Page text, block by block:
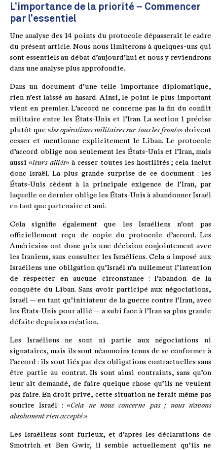
L’importance de la priorité – Commencer
par l’essentiel
Une analyse des 14 points du protocole dépasserait le cadre
du présent article. Nous nous limiterons à quelques-uns qui
sont essentiels au débat d’aujourd’hui et nous y reviendrons
dans une analyse plus approfondie.
Dans un document d’une telle importance diplomatique,
rien n’est laissé au hasard. Ainsi, le point le plus important
vient en premier. L’accord ne concerne pas la fin du conflit
militaire entre les États-Unis et l’Iran. La section 1 précise
plutôt que «les opérations militaires sur tous les fronts» doivent
cesser et mentionne explicitement le Liban. Le protocole
d’accord oblige non seulement les États-Unis et l’Iran, mais
aussi «leurs alliés» à cesser toutes les hostilités ; cela inclut
donc Israël. La plus grande surprise de ce document : les
États-Unis cèdent à la principale exigence de l’Iran, par
laquelle ce dernier oblige les États-Unis à abandonner Israël
en tant que partenaire et ami.
Cela signifie également que les Israéliens n’ont pas
officiellement reçu de copie du protocole d’accord. Les
Américains ont donc pris une décision conjointement avec
les Iraniens, sans consulter les Israéliens. Cela a imposé aux
Israéliens une obligation qu’Israël n’a nullement l’intention
de respecter en aucune circonstance : l’abandon de la
conquête du Liban. Sans avoir participé aux négociations,
Israël — en tant qu’initiateur de la guerre contre l’Iran, avec
les États-Unis pour allié — a subi face à l’Iran sa plus grande
défaite depuis sa création.
Les Israéliens ne sont ni partie aux négociations ni
signataires, mais ils sont néanmoins tenus de se conformer à
l’accord : ils sont liés par des obligations contractuelles sans
être partie au contrat. Ils sont ainsi contraints, sans qu’on
leur ait demandé, de faire quelque chose qu’ils ne veulent
pas faire. En droit privé, cette situation ne ferait même pas
sourire Israël : «Cela ne nous concerne pas ; nous n’avons
absolument rien accepté.»
Les Israéliens sont furieux, et d’après les déclarations de
Smotrich et Ben Gwir, il semble actuellement qu’ils ne